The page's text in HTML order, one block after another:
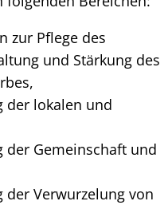
zur Pflege des
und Stärkung des
der lokalen und
der Gemeinschaft und
der Verwurzelung von